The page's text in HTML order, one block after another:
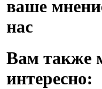
ваше
нас
Вам также
интересно: